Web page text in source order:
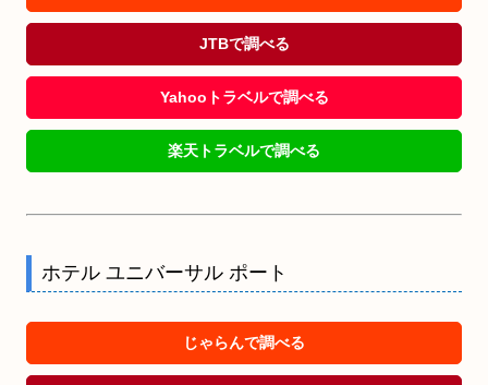
JTBで調べる
Yahooトラベルで調べる
楽天トラベルで調べる
ホテル ユニバーサル ポート
じゃらんで調べる